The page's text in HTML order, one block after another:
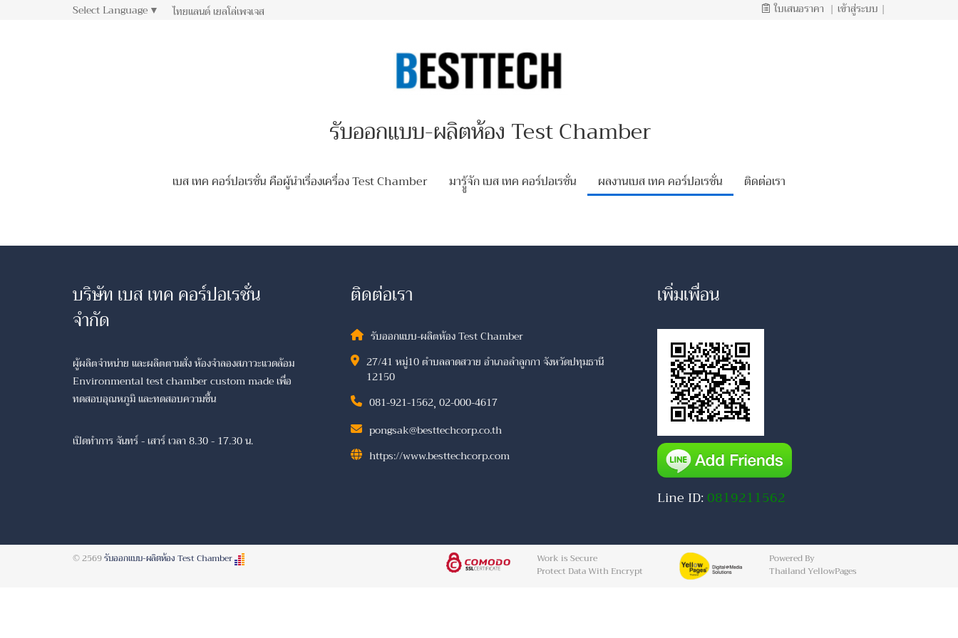
Select Language ▼ ไทยแลนด์ เยลโล่เพจเจส ใบเสนอราคา | เข้าสู่ระบบ |
รับออกแบบ-ผลิตห้อง Test Chamber
เบส เทค คอร์ปอเรชั่น คือผู้นำเรื่องเครื่อง Test Chamber มารูู้จัก เบส เทค คอร์ปอเรชั่น ผลงานเบส เทค คอร์ปอเรชั่น ติดต่อเรา
บริษัท เบส เทค คอร์ปอเรชั่น
จำกัด
ผู้ผลิตจำหน่าย และผลิตตามสั่ง ห้องจำลองสภาวะแวดล้อม
Environmental test chamber custom made เพื่อ
ทดสอบอุณหภูมิ และทดสอบความชื้น
เปิดทำการ จันทร์ - เสาร์ เวลา 8.30 - 17.30 น.
ติดต่อเรา
รับออกแบบ-ผลิตห้อง Test Chamber
27/41 หมู่10 ตำบลลาดสวาย อำเภอลำลูกกา จังหวัดปทุมธานี
12150
081-921-1562, 02-000-4617
pongsak@besttechcorp.co.th
https://www.besttechcorp.com
เพิ่มเพื่อน
Line ID:0819211562
© 2569รับออกแบบ-ผลิตห้อง Test Chamber
Work is Secure
Protect Data With Encrypt
Powered By
Thailand YellowPages